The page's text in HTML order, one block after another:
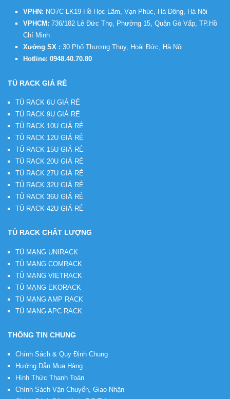
VPHN: NO7C-LK19 Hồ Học Lãm, Vạn Phúc, Hà Đông, Hà Nội
VPHCM: 736/182 Lê Đức Thọ, Phường 15, Quận Gò Vấp, TP.Hồ
Chí Minh
Xưởng SX : 30 Phố Thượng Thụy, Hoài Đức, Hà Nội
Hotline: 0948.40.70.80
TỦ RACK GIÁ RẺ
TỦ RACK 6U GIÁ RẺ
TỦ RACK 9U GIÁ RẺ
TỦ RACK 10U GIÁ RẺ
TỦ RACK 12U GIÁ RẺ
TỦ RACK 15U GIÁ RẺ
TỦ RACK 20U GIÁ RẺ
TỦ RACK 27U GIÁ RẺ
TỦ RACK 32U GIÁ RẺ
TỦ RACK 36U GIÁ RẺ
TỦ RACK 42U GIÁ RẺ
TỦ RACK CHẤT LƯỢNG
TỦ MẠNG UNIRACK
TỦ MẠNG COMRACK
TỦ MẠNG VIETRACK
TỦ MẠNG EKORACK
TỦ MẠNG AMP RACK
TỦ MẠNG APC RACK
THÔNG TIN CHUNG
Chính Sách & Quy Định Chung
Hướng Dẫn Mua Hàng
Hình Thức Thanh Toán
Chính Sách Vận Chuyển, Giao Nhận